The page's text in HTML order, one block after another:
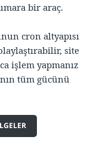
bir araç.
cron altyapısı
site
işlem yapmanız
tüm gücünü